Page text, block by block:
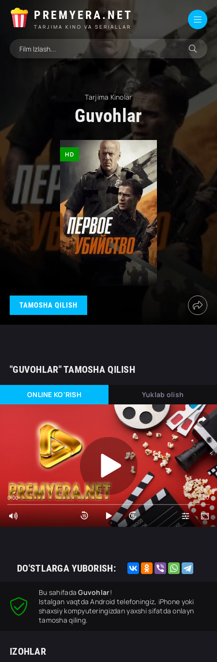
PREMYERA.NET
TARJIMA KINO VA SERIALLAR
Tarjima Kinolar
Guvohlar
HD
TAMOSHA QILISH
"GUVOHLAR" TAMOSHA QILISH
ONLINE KO'RISH Yuklab olish
0:00 0:00
DO'STLARGA YUBORISH:
Bu sahifadaGuvohlar!
Istalgan vaqtda Android telefoningiz, iPhone yoki
shaxsiy kompyuteringizdan yaxshi sifatda onlayn
tamosha qiling.
IZOHLAR